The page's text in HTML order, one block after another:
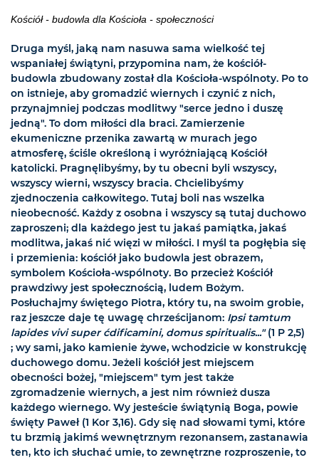
Kościół - budowla dla Kościoła - społeczności
Druga myśl, jaką nam nasuwa sama wielkość tej
wspaniałej świątyni, przypomina nam, że kościół-
budowla zbudowany został dla Kościoła-wspólnoty. Po to
on istnieje, aby gromadzić wiernych i czynić z nich,
przynajmniej podczas modlitwy "serce jedno i duszę
jedną". To dom miłości dla braci. Zamierzenie
ekumeniczne przenika zawartą w murach jego
atmosferę, ściśle określoną i wyróżniającą Kościół
katolicki. Pragnęlibyśmy, by tu obecni byli wszyscy,
wszyscy wierni, wszyscy bracia. Chcielibyśmy
zjednoczenia całkowitego. Tutaj boli nas wszelka
nieobecność. Każdy z osobna i wszyscy są tutaj duchowo
zaproszeni; dla każdego jest tu jakaś pamiątka, jakaś
modlitwa, jakaś nić więzi w miłości. I myśl ta pogłębia się
i przemienia: kościół jako budowla jest obrazem,
symbolem Kościoła-wspólnoty. Bo przecież Kościół
prawdziwy jest społecznością, ludem Bożym.
Posłuchajmy świętego Piotra, który tu, na swoim grobie,
raz jeszcze daje tę uwagę chrześcijanom: Ipsi tamtum
lapides vivi super ćdificamini, domus spiritualis..."(1 P 2,5)
; wy sami, jako kamienie żywe, wchodzicie w konstrukcję
duchowego domu. Jeżeli kościół jest miejscem
obecności bożej, "miejscem" tym jest także
zgromadzenie wiernych, a jest nim również dusza
każdego wiernego. Wy jesteście świątynią Boga, powie
święty Paweł (1 Kor 3,16). Gdy się nad słowami tymi, które
tu brzmią jakimś wewnętrznym rezonansem, zastanawia
ten, kto ich słuchać umie, to zewnętrzne rozproszenie, to